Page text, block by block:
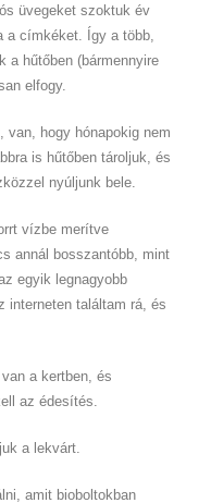
üvegeket szoktuk év
a címkéket. Így a több,
a hűtőben (bármennyire
elfogy.
van, hogy hónapokig nem
is hűtőben tároljuk, és
nyúljunk bele.
vízbe merítve
annál bosszantóbb, mint
egyik legnagyobb
interneten találtam rá, és
a kertben, és
az édesítés.
a lekvárt.
amit bioboltokban